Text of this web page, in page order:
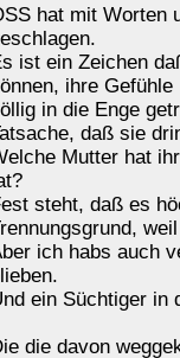
hat mit Worten
ist ein Zeichen
ihre
in die Enge
daß sie
Mutter hat
steht, daß es
ich habs auch
ein Süchtiger in
die davon